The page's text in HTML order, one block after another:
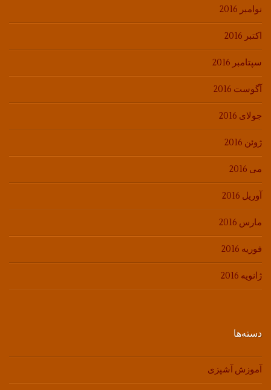
نوامبر 2016
اکتبر 2016
سپتامبر 2016
آگوست 2016
جولای 2016
ژوئن 2016
می 2016
آوریل 2016
مارس 2016
فوریه 2016
ژانویه 2016
دسته‌ها
آموزش آشپزی